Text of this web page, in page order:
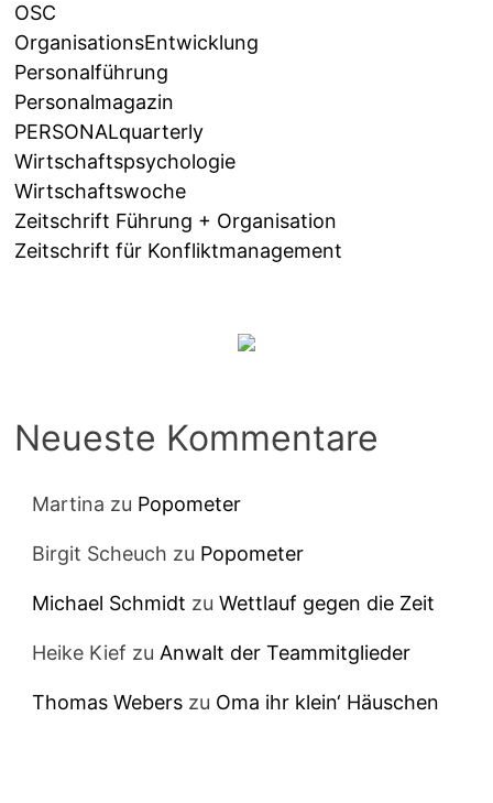
OSC
OrganisationsEntwicklung
Personalführung
Personalmagazin
PERSONALquarterly
Wirtschaftspsychologie
Wirtschaftswoche
Zeitschrift Führung + Organisation
Zeitschrift für Konfliktmanagement
Neueste Kommentare
Martina zu Popometer
Birgit Scheuch zu Popometer
Michael Schmidt zuWettlauf gegen die Zeit
Heike Kief zu Anwalt der Teammitglieder
Thomas Webers zu Oma ihr klein‘ Häuschen